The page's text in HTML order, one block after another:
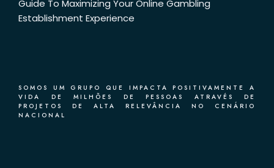
SOMOS UM GRUPO QUE IMPACTA POSITIVAMENTE A
VIDA DE MILHÕES DE PESSOAS ATRAVÉS DE
PROJETOS DE ALTA RELEVÂNCIA NO CENÁRIO
NACIONAL
Guide To Maximizing Your Online Gambling
Establishment Experience